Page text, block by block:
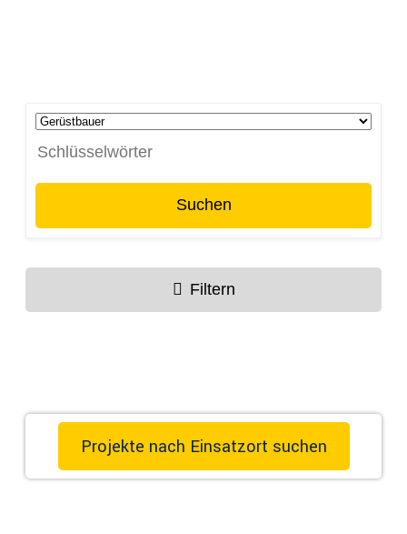
Suchen
Filtern
Projekte nach Einsatzort suchen